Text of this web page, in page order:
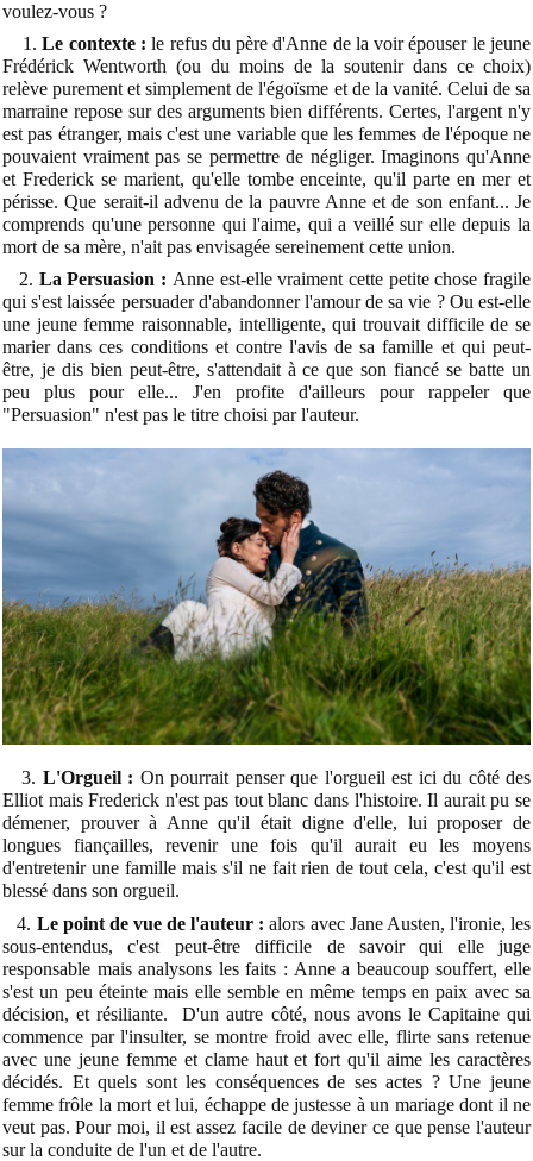
voulez-vous ?
1.Le contexte : le refus du père d'Anne de la voir épouser le jeune
Frédérick Wentworth (ou du moins de la soutenir dans ce choix)
relève purement et simplement de l'égoïsme et de la vanité. Celui de sa
marraine repose sur des arguments bien différents. Certes, l'argent n'y
est pas étranger, mais c'est une variable que les femmes de l'époque ne
pouvaient vraiment pas se permettre de négliger. Imaginons qu'Anne
et Frederick se marient, qu'elle tombe enceinte, qu'il parte en mer et
périsse. Que serait-il advenu de la pauvre Anne et de son enfant... Je
comprends qu'une personne qui l'aime, qui a veillé sur elle depuis la
mort de sa mère, n'ait pas envisagée sereinement cette union.
2. La Persuasion : Anne est-elle vraiment cette petite chose fragile
qui s'est laissée persuader d'abandonner l'amour de sa vie ? Ou est-elle
une jeune femme raisonnable, intelligente, qui trouvait difficile de se
marier dans ces conditions et contre l'avis de sa famille et qui peut-
être, je dis bien peut-être, s'attendait à ce que son fiancé se batte un
peu plus pour elle... J'en profite d'ailleurs pour rappeler que
"Persuasion" n'est pas le titre choisi par l'auteur.
3. L'Orgueil : On pourrait penser que l'orgueil est ici du côté des
Elliot mais Frederick n'est pas tout blanc dans l'histoire. Il aurait pu se
démener, prouver à Anne qu'il était digne d'elle, lui proposer de
longues fiançailles, revenir une fois qu'il aurait eu les moyens
d'entretenir une famille mais s'il ne fait rien de tout cela, c'est qu'il est
blessé dans son orgueil.
4. Le point de vue de l'auteur : alors avec Jane Austen, l'ironie, les
sous-entendus, c'est peut-être difficile de savoir qui elle juge
responsable mais analysons les faits : Anne a beaucoup souffert, elle
s'est un peu éteinte mais elle semble en même temps en paix avec sa
décision, et résiliante. D'un autre côté, nous avons le Capitaine qui
commence par l'insulter, se montre froid avec elle, flirte sans retenue
avec une jeune femme et clame haut et fort qu'il aime les caractères
décidés. Et quels sont les conséquences de ses actes ? Une jeune
femme frôle la mort et lui, échappe de justesse à un mariage dont il ne
veut pas. Pour moi, il est assez facile de deviner ce que pense l'auteur
sur la conduite de l'un et de l'autre.